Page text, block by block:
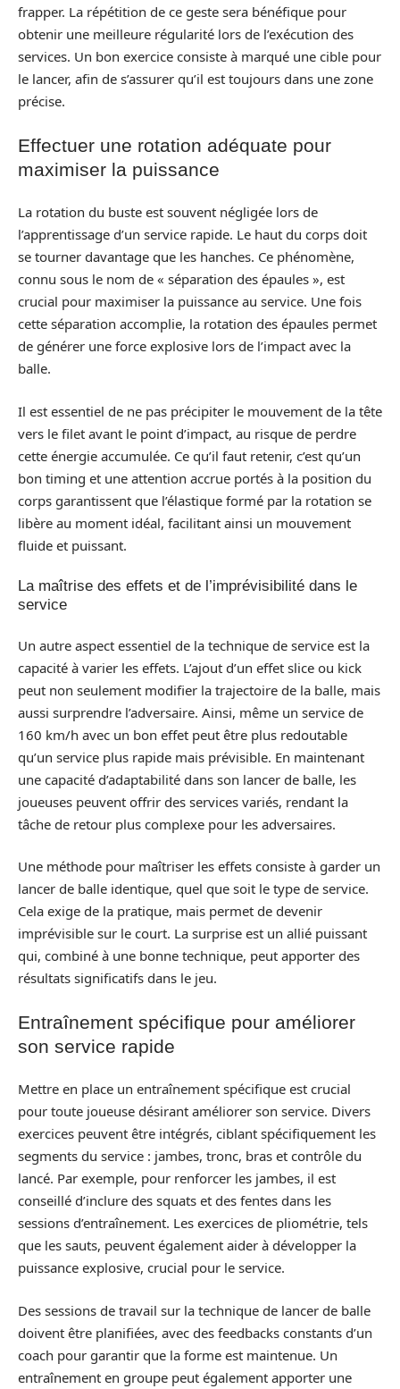
frapper. La répétition de ce geste sera bénéfique pour
obtenir une meilleure régularité lors de l’exécution des
services. Un bon exercice consiste à marqué une cible pour
le lancer, afin de s’assurer qu’il est toujours dans une zone
précise.
Effectuer une rotation adéquate pour
maximiser la puissance
La rotation du buste est souvent négligée lors de
l’apprentissage d’un service rapide. Le haut du corps doit
se tourner davantage que les hanches. Ce phénomène,
connu sous le nom de « séparation des épaules », est
crucial pour maximiser la puissance au service. Une fois
cette séparation accomplie, la rotation des épaules permet
de générer une force explosive lors de l’impact avec la
balle.
Il est essentiel de ne pas précipiter le mouvement de la tête
vers le filet avant le point d’impact, au risque de perdre
cette énergie accumulée. Ce qu’il faut retenir, c’est qu’un
bon timing et une attention accrue portés à la position du
corps garantissent que l’élastique formé par la rotation se
libère au moment idéal, facilitant ainsi un mouvement
fluide et puissant.
La maîtrise des effets et de l’imprévisibilité dans le
service
Un autre aspect essentiel de la technique de service est la
capacité à varier les effets. L’ajout d’un effet slice ou kick
peut non seulement modifier la trajectoire de la balle, mais
aussi surprendre l’adversaire. Ainsi, même un service de
160 km/h avec un bon effet peut être plus redoutable
qu’un service plus rapide mais prévisible. En maintenant
une capacité d’adaptabilité dans son lancer de balle, les
joueuses peuvent offrir des services variés, rendant la
tâche de retour plus complexe pour les adversaires.
Une méthode pour maîtriser les effets consiste à garder un
lancer de balle identique, quel que soit le type de service.
Cela exige de la pratique, mais permet de devenir
imprévisible sur le court. La surprise est un allié puissant
qui, combiné à une bonne technique, peut apporter des
résultats significatifs dans le jeu.
Entraînement spécifique pour améliorer
son service rapide
Mettre en place un entraînement spécifique est crucial
pour toute joueuse désirant améliorer son service. Divers
exercices peuvent être intégrés, ciblant spécifiquement les
segments du service : jambes, tronc, bras et contrôle du
lancé. Par exemple, pour renforcer les jambes, il est
conseillé d’inclure des squats et des fentes dans les
sessions d’entraînement. Les exercices de pliométrie, tels
que les sauts, peuvent également aider à développer la
puissance explosive, crucial pour le service.
Des sessions de travail sur la technique de lancer de balle
doivent être planifiées, avec des feedbacks constants d’un
coach pour garantir que la forme est maintenue. Un
entraînement en groupe peut également apporter une